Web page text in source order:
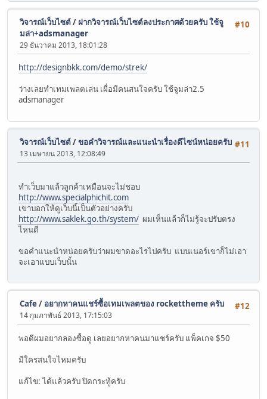
#10
วิจารณ์เว็บไซต์/ ฝากวิจารณ์เว็บไซต์ลงประกาศด้วยครับ ใช้จู
มล่า+adsmanager
29 ธันวาคม 2013, 18:01:28
http://designbkk.com/demo/strek/
ว่างเลยทำเทมเพลตเล่น เผื่อมีคนสนใจครับ ใช้จูมล่า2.5
adsmanager
#11
วิจารณ์เว็บไซต์/ขอคำวิจารณ์และแนะนำเรื่องดีไซน์หน่อยครับ
13 เมษายน 2013, 12:08:49
ทำเว็บมาแล้วลูกค้าเหมือนจะไม่ชอบ
http://www.specialphichit.com
เขาบอกให้ดูเว็บนี้เป็นตัวอย่างครับ
http://www.saklek.go.th/system/ ผมเห็นแล้วก็ไม่รู้จะปรับตรง
ไหนดี
ขอคำแนะนำหน่อยครับว่าผมขาดอะไรไปครับ แบนเนอร์เขาก็ไม่เอา
จะเอาแบบเว็บนั้น
#12
Cafe/ อยากหาคนแชร์ซื้อเทมเพลตของ rockettheme ครับ
14 กุมภาพันธ์ 2013, 17:15:03
พอดีผมอยากลองซื้อดู เลยอยากหาคนมาแชร์ครับ แพ็คเกจ $50
มีใครสนใจไหมครับ
แก้ไข: ได้แล้วครับ ปิดกระทู้ครับ